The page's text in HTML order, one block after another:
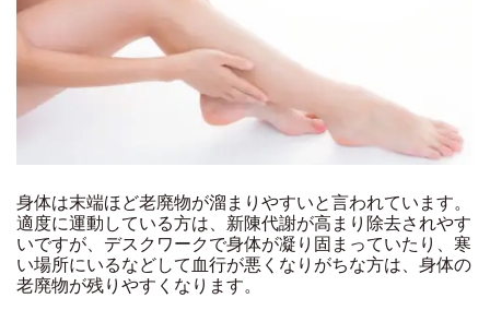
身体は末端ほど老廃物が溜まりやすいと言われています。
適度に運動している方は、新陳代謝が高まり除去されやす
いですが、デスクワークで身体が凝り固まっていたり、寒
い場所にいるなどして血行が悪くなりがちな方は、身体の
老廃物が残りやすくなります。